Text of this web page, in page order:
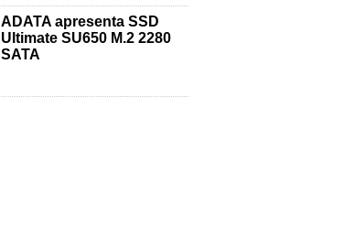
ADATA apresenta SSD
Ultimate SU650 M.2 2280
SATA